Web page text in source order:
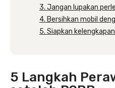
3. Jangan lupakan
4. Bersihkan mobil
5. Siapkan
5 Langkah